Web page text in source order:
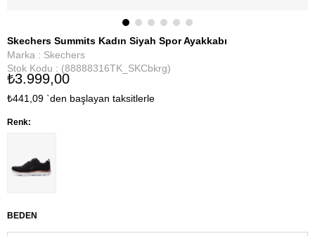
Skechers Summits Kadın Siyah Spor Ayakkabı
Marka : Skechers
Stok Kodu
(88888316TK_SKCbkrg)
₺3.999,00
₺441,09 `den başlayan taksitlerle
Renk:
BEDEN